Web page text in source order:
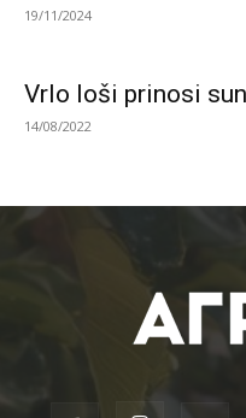
19/11/2024
Vrlo loši prinosi
14/08/2022